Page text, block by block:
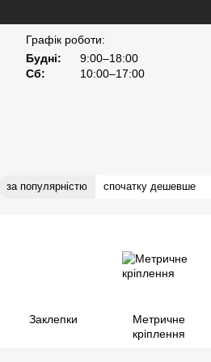
Графік роботи:
Будні:
9:00–18:00
Сб:
10:00–17:00
за популярністю спочатку дешевше
Заклепки
Метричне
кріплення